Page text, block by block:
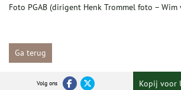
Foto PGAB (dirigent Henk Trommel foto – Wim
Ga terug
Volg ons Kopij voor